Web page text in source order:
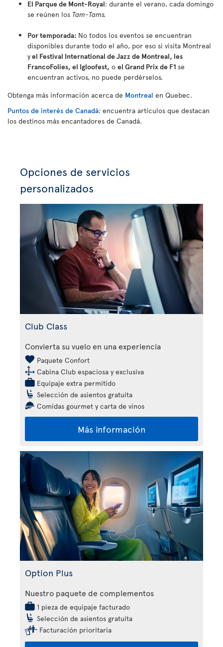
El Parque de Mont-Royal: durante el verano, cada domingo
se reúnen los Tam-Tams.
Por temporada: No todos los eventos se encuentran
disponibles durante todo el año, por eso si visita Montreal
yel Festival International de Jazz de Montreal, les
FrancoFolies, el Igloofest, o el Grand Prix de F1 se
encuentran activos, no puede perdérselos.
Obtenga más información acerca de Montreal en Quebec.
Puntos de interés de Canadá: encuentra artículos que destacan
los destinos más encantadores de Canadá.
Opciones de servicios
personalizados
Club Class
Convierta su vuelo en una experiencia
Paquete Confort
Cabina Club espaciosa y exclusiva
Equipaje extra permitido
Selección de asientos gratuita
Comidas gourmet y carta de vinos
Más información
Option Plus
Nuestro paquete de complementos
1 pieza de equipaje facturado
Selección de asientos gratuita
Facturación prioritaria